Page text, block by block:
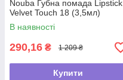
Nouba Губна помада Lipstick
Velvet Touch 18 (3,5мл)
В наявності
290,16 ₴ 1 209 ₴
Купити